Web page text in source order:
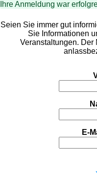
Ihre Anmeldung war
Seien Sie immer gut
Sie Informationen
Veranstaltungen.
E-